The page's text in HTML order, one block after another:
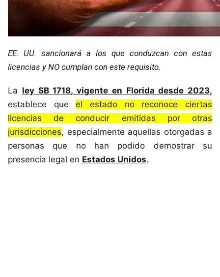
EE. UU. sancionará a los que conduzcan con estas
licencias y NO cumplan con este requisito.
La ley SB 1718, vigente en Florida desde 2023,
establece queel estado no reconoce ciertas
licencias de conducir emitidas por otras
jurisdicciones, especialmente aquellas otorgadas a
personas que no han podido demostrar su
presencia legal en Estados Unidos.